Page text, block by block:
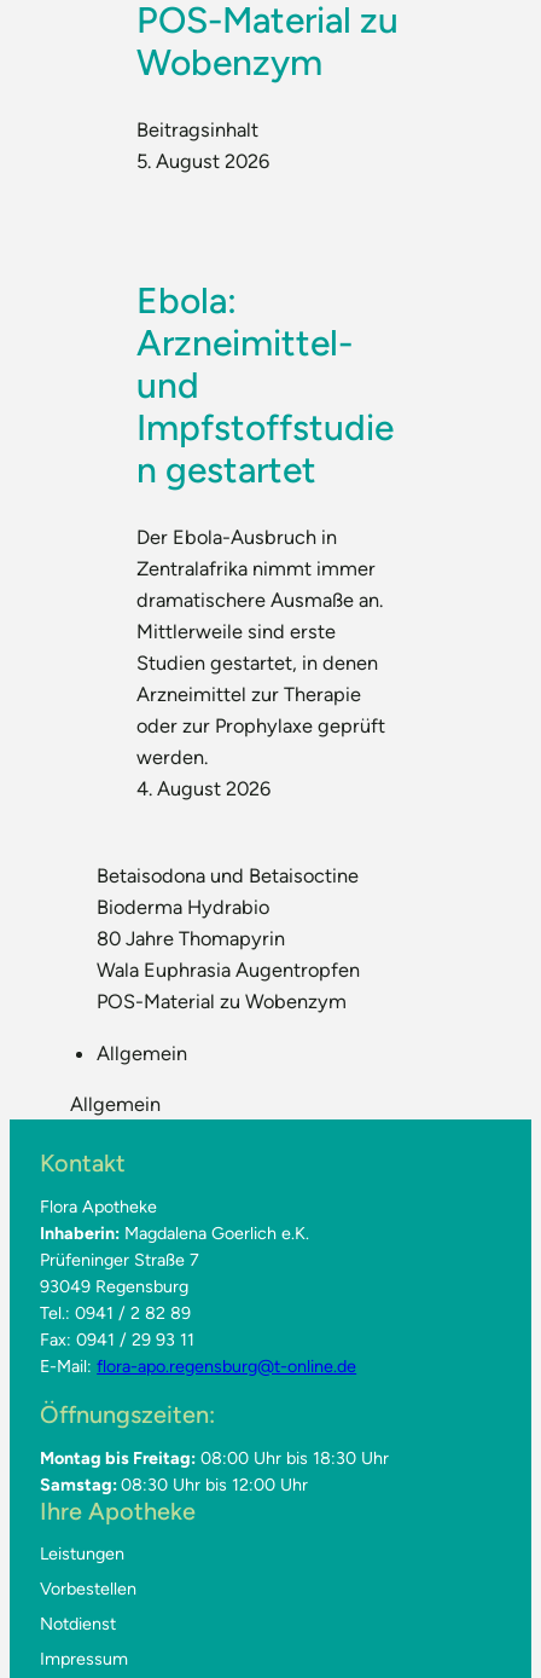
POS-Material zu
Wobenzym
Beitragsinhalt
5. August 2026
Ebola:
Arzneimittel-
und
Impfstoffstudie
n gestartet
Der Ebola-Ausbruch in
Zentralafrika nimmt immer
dramatischere Ausmaße an.
Mittlerweile sind erste
Studien gestartet, in denen
Arzneimittel zur Therapie
oder zur Prophylaxe geprüft
werden.
4. August 2026
Betaisodona und Betaisoctine
Bioderma Hydrabio
80 Jahre Thomapyrin
Wala Euphrasia Augentropfen
POS-Material zu Wobenzym
Allgemein
Allgemein
Kontakt
Flora Apotheke
Inhaberin: Magdalena Goerlich e.K.
Prüfeninger Straße 7
93049 Regensburg
Tel.: 0941 / 2 82 89
Fax: 0941 / 29 93 11
E-Mail:flora-apo.regensburg@t-online.de
Öffnungszeiten:
Montag bis Freitag: 08:00 Uhr bis 18:30 Uhr
Samstag:08:30 Uhr bis 12:00 Uhr
Ihre Apotheke
Leistungen
Vorbestellen
Notdienst
Impressum